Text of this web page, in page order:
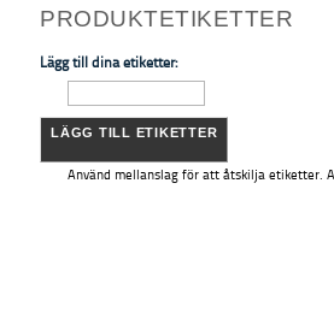
PRODUKTETIKETTER
Lägg till dina etiketter:
LÄGG TILL ETIKETTER
Använd mellanslag för att åtskilja etiketter.